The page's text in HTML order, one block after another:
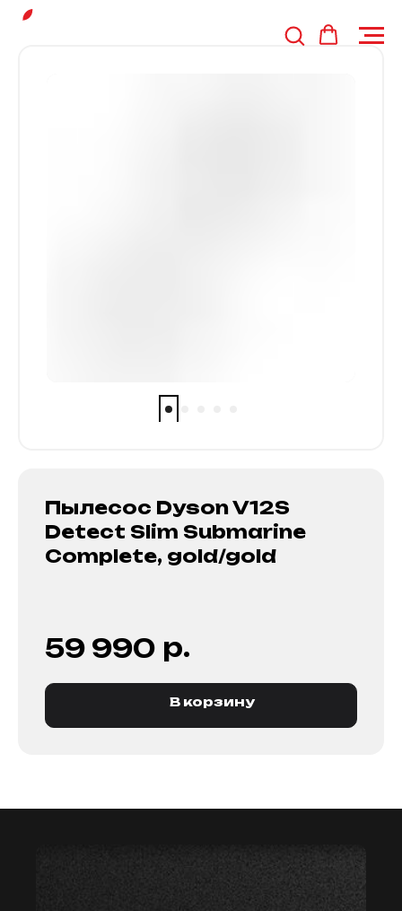
Пылесос Dyson V12S
Detect Slim Submarine
Complete, gold/gold
59 990 р.
В корзину